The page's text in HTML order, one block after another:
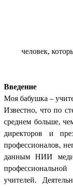
человек,
Введение
Моя бабушка –
Известно, что по
среднем больше,
директоров и
профессионалов,
данным НИИ
учителей.